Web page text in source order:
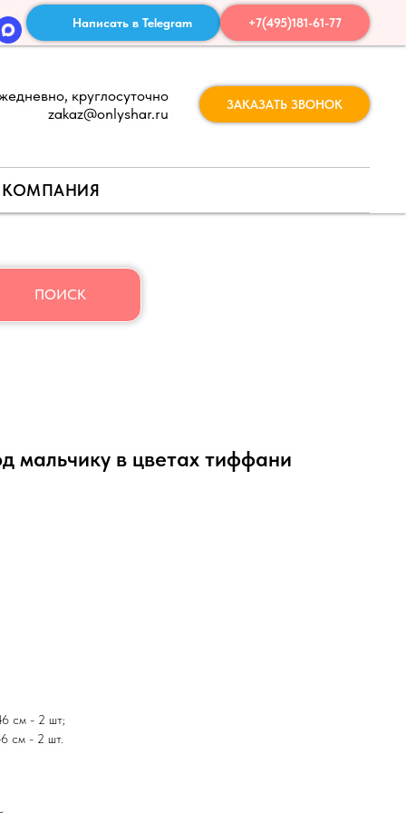
Написать в Telegram +7(495)181-61-77
круглосуточно
zakaz@onlyshar.ru
ЗАКАЗАТЬ ЗВОНОК
КОМПАНИЯ
ПОИСК
мальчику в цветах тиффани
см - 2 шт;
см - 2 шт.